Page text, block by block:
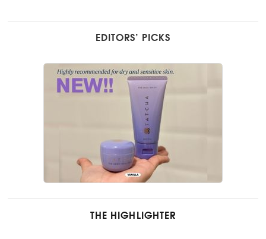
EDITORS’ PICKS
THE HIGHLIGHTER